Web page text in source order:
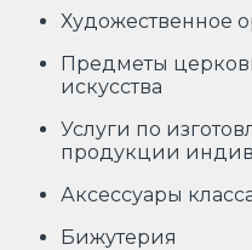
Художественное
Предметы
искусства
Услуги по
продукции
Аксессуары
Бижутерия